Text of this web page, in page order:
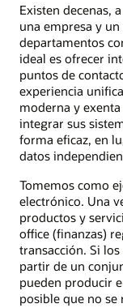
Existen decenas,
una empresa y
departamentos
ideal es ofrecer
puntos de
experiencia
moderna y
integrar sus
forma eficaz, en
datos
Tomemos como
electrónico. Una
productos y
office (finanzas)
transacción. Si los
partir de un
pueden producir
posible que no